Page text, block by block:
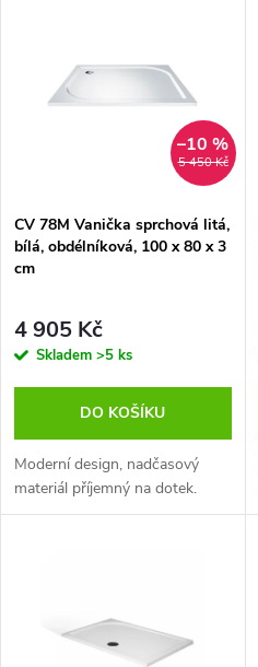
p
o
d
u
k
Abecedně
s
p
r
o
d
u
5 450 Kč
–10 %
CV 78M Vanička sprchová litá,
bílá, obdélníková, 100 x 80 x 3
cm
4 905 Kč
Skladem >5 ks
DO KOŠÍKU
Moderní design, nadčasový
materiál příjemný na dotek.